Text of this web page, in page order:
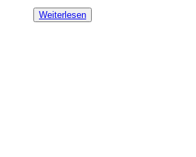
Weiterlesen